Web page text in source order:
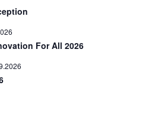
For All 2026